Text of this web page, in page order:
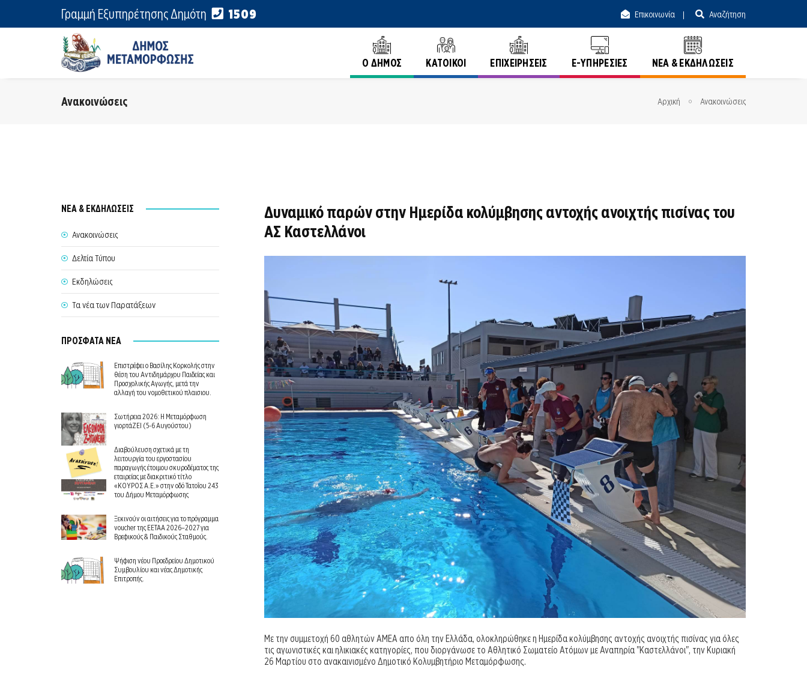
Γραμμή Εξυπηρέτησης Δημότη 1509 Επικοινωνία Αναζήτηση
Ο ΔΗΜΟΣ ΚΑΤΟΙΚΟΙ ΕΠΙΧΕΙΡΗΣΕΙΣ E-ΥΠΗΡΕΣΙΕΣ ΝΕΑ & ΕΚΔΗΛΩΣΕΙΣ
Ανακοινώσεις Αρχική Ανακοινώσεις
Δυναμικό παρών στην Hμερίδα κολύμβησης αντοχής ανοιχτής πισίνας του
ΑΣ Καστελλάνοι
Με την συμμετοχή 60 αθλητών ΑΜΕΑ απο όλη την Ελλάδα, ολοκληρώθηκε η Hμερίδα κολύμβησης αντοχής ανοιχτής πισίνας για όλες
τις αγωνιστικές και ηλικιακές κατηγορίες, που διοργάνωσε το Αθλητικό Σωματείο Ατόμων με Αναπηρία "Καστελλάνοι", την Κυριακή
26 Μαρτίου στο ανακαινισμένο Δημοτικό Κολυμβητήριο Μεταμόρφωσης.
ΝΕΑ & ΕΚΔΗΛΩΣΕΙΣ
Ανακοινώσεις
Δελτία Τύπου
Εκδηλώσεις
Τα νέα των Παρατάξεων
ΠΡΟΣΦΑΤΑ ΝΕΑ
Επιστρέφει ο Βασίλης Κορκολής στην
θέση του Αντιδημάρχου Παιδείας και
Προσχολικής Αγωγής, μετά την
αλλαγή του νομοθετικού πλαισιου.
Σωτήρεια 2026: Η Μεταμόρφωση
γιορτάΖΕΙ (5-6 Αυγούστου)
Διαβούλευση σχετικά με τη
λειτουργία του εργοστασίου
παραγωγής έτοιμου σκυροδέματος της
εταιρείας με διακριτικό τίτλο
«ΚΟΥΡΟΣ Α.Ε.» στην οδό Τατοΐου 243
του Δήμου Μεταμόρφωσης
Ξεκινούν οι αιτήσεις για το πρόγραμμα
voucher της ΕΕΤΑΑ 2026–2027 για
Βρεφικούς & Παιδικούς Σταθμούς.
Ψήφιση νέου Προεδρείου Δημοτικού
Συμβουλίου και νέας Δημοτικής
Επιτροπής.